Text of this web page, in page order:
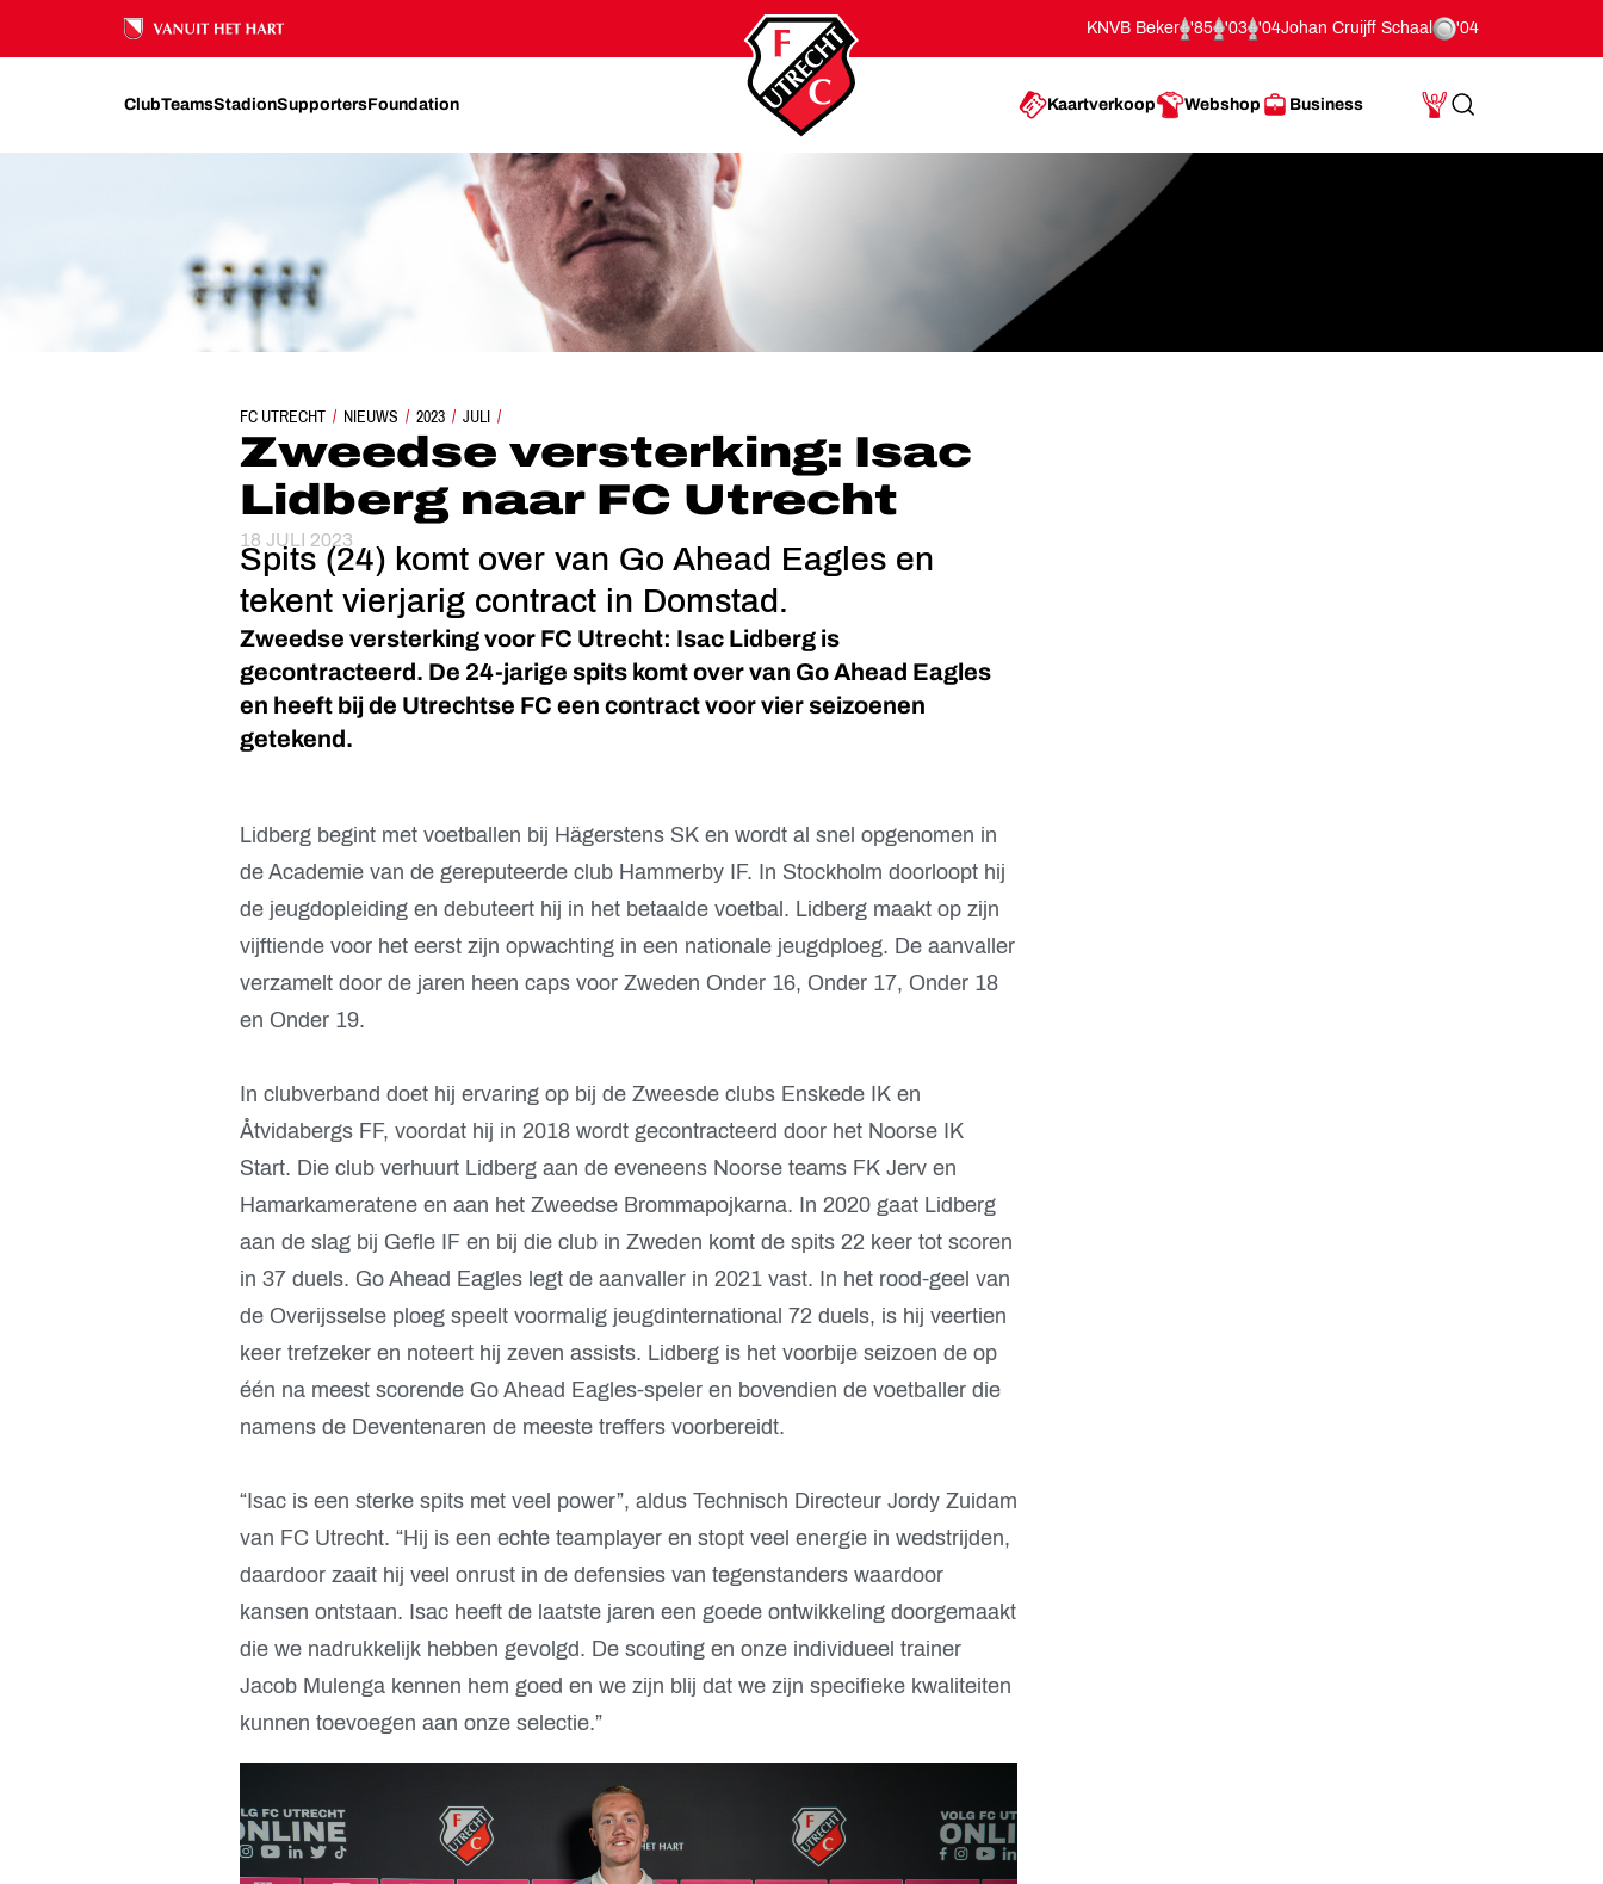
Ons nalatenschap
KNVB Beker '85 '03 '04Johan Cruijff Schaal '04
ClubTeamsStadionSupportersFoundation Kaartverkoop Webshop Business
Mijn Account
Search
FC UTRECHT NIEUWS 2023 JULI
ZWEEDSE VERSTERKING: ISAC LIDBERG NAAR FC UTRECHT
Zweedse versterking: Isac
Lidberg naar FC Utrecht
18 JULI 2023
Spits (24) komt over van Go Ahead Eagles en
tekent vierjarig contract in Domstad.
Zweedse versterking voor FC Utrecht: Isac Lidberg is
gecontracteerd. De 24-jarige spits komt over van Go Ahead Eagles
en heeft bij de Utrechtse FC een contract voor vier seizoenen
getekend.
Lidberg begint met voetballen bij Hägerstens SK en wordt al snel opgenomen in
de Academie van de gereputeerde club Hammerby IF. In Stockholm doorloopt hij
de jeugdopleiding en debuteert hij in het betaalde voetbal. Lidberg maakt op zijn
vijftiende voor het eerst zijn opwachting in een nationale jeugdploeg. De aanvaller
verzamelt door de jaren heen caps voor Zweden Onder 16, Onder 17, Onder 18
en Onder 19.
In clubverband doet hij ervaring op bij de Zweesde clubs Enskede IK en
Åtvidabergs FF, voordat hij in 2018 wordt gecontracteerd door het Noorse IK
Start. Die club verhuurt Lidberg aan de eveneens Noorse teams FK Jerv en
Hamarkameratene en aan het Zweedse Brommapojkarna. In 2020 gaat Lidberg
aan de slag bij Gefle IF en bij die club in Zweden komt de spits 22 keer tot scoren
in 37 duels. Go Ahead Eagles legt de aanvaller in 2021 vast. In het rood-geel van
de Overijsselse ploeg speelt voormalig jeugdinternational 72 duels, is hij veertien
keer trefzeker en noteert hij zeven assists. Lidberg is het voorbije seizoen de op
één na meest scorende Go Ahead Eagles-speler en bovendien de voetballer die
namens de Deventenaren de meeste treffers voorbereidt.
“Isac is een sterke spits met veel power”, aldus Technisch Directeur Jordy Zuidam
van FC Utrecht. “Hij is een echte teamplayer en stopt veel energie in wedstrijden,
daardoor zaait hij veel onrust in de defensies van tegenstanders waardoor
kansen ontstaan. Isac heeft de laatste jaren een goede ontwikkeling doorgemaakt
die we nadrukkelijk hebben gevolgd. De scouting en onze individueel trainer
Jacob Mulenga kennen hem goed en we zijn blij dat we zijn specifieke kwaliteiten
kunnen toevoegen aan onze selectie.”